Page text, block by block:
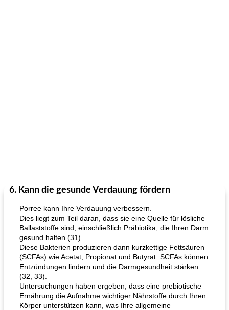
6. Kann die gesunde Verdauung fördern
Porree kann Ihre Verdauung verbessern.
Dies liegt zum Teil daran, dass sie eine Quelle für lösliche
Ballaststoffe sind, einschließlich Präbiotika, die Ihren Darm
gesund halten (31).
Diese Bakterien produzieren dann kurzkettige Fettsäuren
(SCFAs) wie Acetat, Propionat und Butyrat. SCFAs können
Entzündungen lindern und die Darmgesundheit stärken
(32, 33).
Untersuchungen haben ergeben, dass eine prebiotische
Ernährung die Aufnahme wichtiger Nährstoffe durch Ihren
Körper unterstützen kann, was Ihre allgemeine